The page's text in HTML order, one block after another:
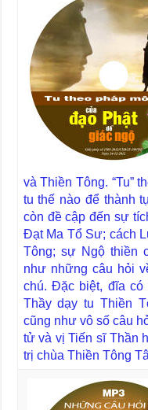
và Thiền Tông. “Tu”
tu thế nào để thành
còn đề cập đến sự
Đạt Ma Tổ Sư; cách
Tông; sự Ngộ thiền
như những câu hỏi
chú. Đặc biệt, đĩa
Thầy dạy tu Thiền
cũng như vô số câu
tử và vị Tiến sĩ Thần
trị chùa Thiền Tông